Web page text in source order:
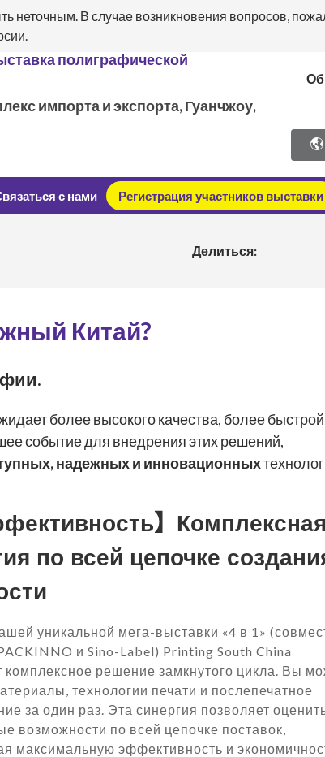
неточным. В случае возникновения вопросов,
полиграфической
импорта и экспорта, Гуанчжоу,
с нами Регистрация участников выставки
Делиться:
Китай?
более высокого качества, более
событие для внедрения этих решений,
надежных и инновационных
】Комплексная
по всей цепочке
уникальной мега-выставки «4 в 1»
и Sino-Label) Printing South China
комплексное решение замкнутого цикла. Вы
технологии печати и послепечатное
за один раз. Эта синергия позволяет
возможности по всей цепочке поставок,
максимальную эффективность и